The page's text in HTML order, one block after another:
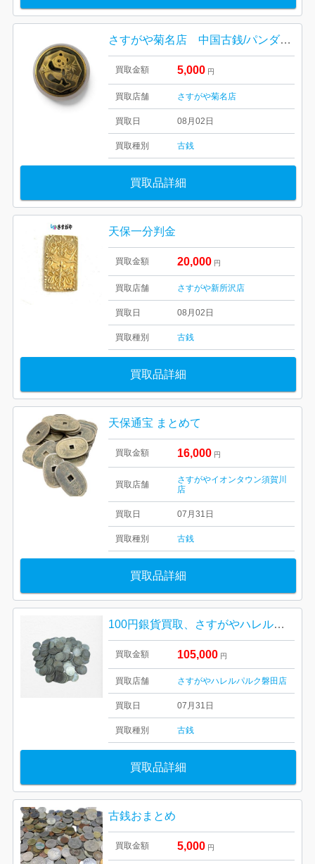
さすがや菊名店 中国古銭/パンダ銅貨 高価買取しました！
買取金額 5,000 円
買取店舗 さすがや菊名店
買取日 08月02日
買取種別 古銭
買取品詳細
天保一分判金
買取金額 20,000 円
買取店舗 さすがや新所沢店
買取日 08月02日
買取種別 古銭
買取品詳細
天保通宝 まとめて
買取金額 16,000 円
買取店舗
さすがやイオンタウン須賀川
店
買取日 07月31日
買取種別 古銭
買取品詳細
100円銀貨買取、さすがやハレルパルク磐田店
買取金額 105,000 円
買取店舗 さすがやハレルパルク磐田店
買取日 07月31日
買取種別 古銭
買取品詳細
古銭おまとめ
買取金額 5,000 円